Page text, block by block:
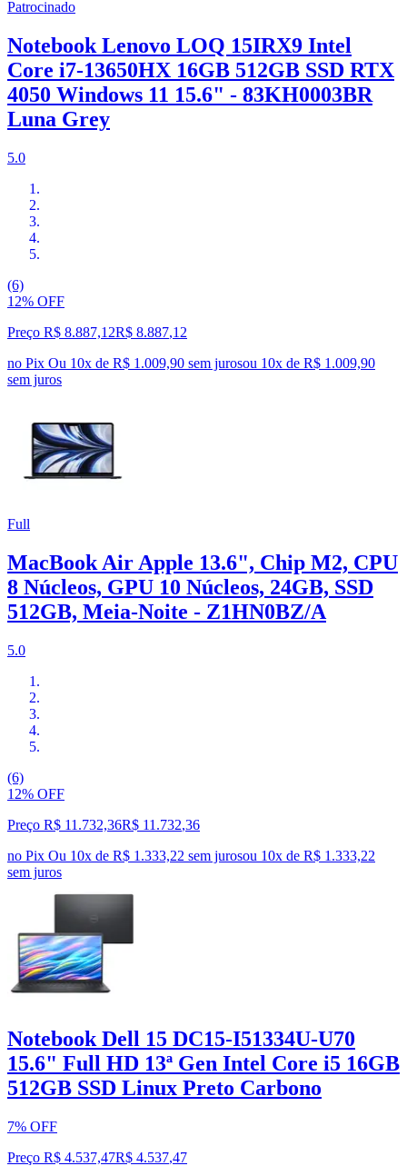
Patrocinado
Notebook Lenovo LOQ 15IRX9 Intel
Core i7-13650HX 16GB 512GB SSD RTX
4050 Windows 11 15.6" - 83KH0003BR
Luna Grey
5.0
(6)
12% OFF
Preço R$ 8.887,12R$ 8.887,12
no Pix Ou 10x de R$ 1.009,90 sem jurosou 10x de R$ 1.009,90
sem juros
Full
MacBook Air Apple 13.6", Chip M2, CPU
8 Núcleos, GPU 10 Núcleos, 24GB, SSD
512GB, Meia-Noite - Z1HN0BZ/A
5.0
(6)
12% OFF
Preço R$ 11.732,36R$ 11.732,36
no Pix Ou 10x de R$ 1.333,22 sem jurosou 10x de R$ 1.333,22
sem juros
Notebook Dell 15 DC15-I51334U-U70
15.6" Full HD 13ª Gen Intel Core i5 16GB
512GB SSD Linux Preto Carbono
7% OFF
Preço R$ 4.537,47R$ 4.537,47